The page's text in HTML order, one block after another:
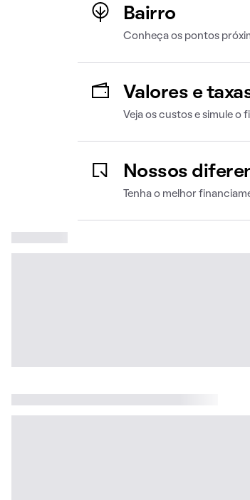
Bairro
Conheça os pontos
Valores e
Veja os custos e simule o
Nossos
Tenha o melhor